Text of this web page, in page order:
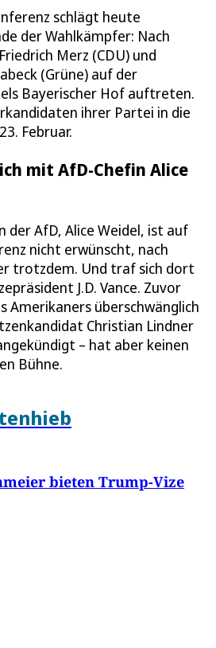
schlägt heute
der Wahlkämpfer: Nach
Merz (CDU) und
(Grüne) auf der
Bayerischer Hof auftreten.
ihrer Partei in die
Februar.
mit AfD-Chefin Alice
der AfD, Alice Weidel, ist auf
nicht erwünscht, nach
trotzdem. Und traf sich dort
J.D. Vance. Zuvor
Amerikaners überschwänglich
Christian Lindner
– hat aber keinen
Bühne.
bieten Trump-Vize